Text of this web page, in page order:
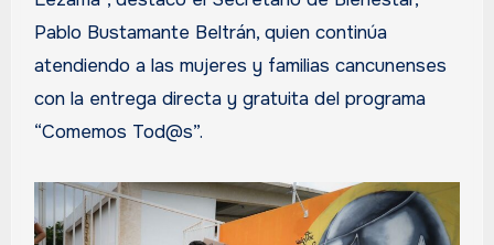
Pablo Bustamante Beltrán, quien continúa
atendiendo a las mujeres y familias cancunenses
con la entrega directa y gratuita del programa
“Comemos Tod@s”.